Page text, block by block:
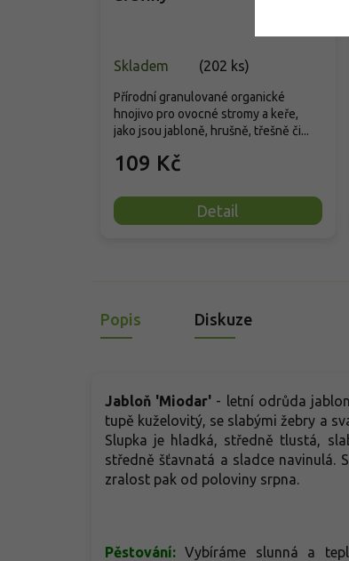
Skladem (202 ks)
109 Kč
Detail
Přírodní granulované organické
hnojivo pro ovocné stromy a keře,
jako jsou jabloně, hrušně, třešně či...
Popis Diskuze
Jabloň 'Miodar' - letní odrůda
tupě kuželovitý, se slabými žebry a
Slupka je hladká, středně tlustá,
středně šťavnatá a sladce navinulá.
zralost pak od poloviny srpna.
Pěstování: Vybíráme slunná a